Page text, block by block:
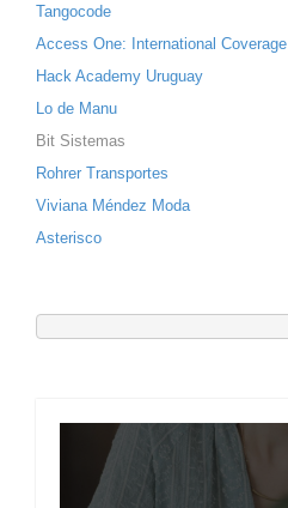
Tangocode
Access One: International Coverage
Hack Academy Uruguay
Lo de Manu
Bit Sistemas
Rohrer Transportes
Viviana Méndez Moda
Asterisco